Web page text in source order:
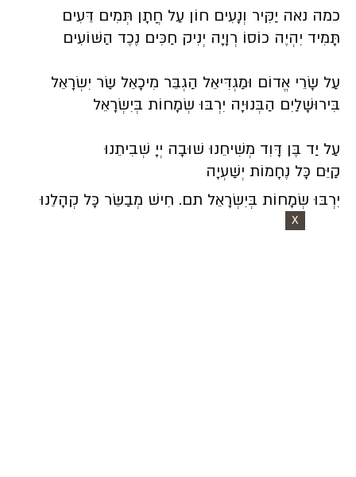
כמה נאה יַקִּיר וְנָעִים חוֹן עַל חֲתָן תְּמִים דֵּעִים
תָּמִיד יִהְיֶה כוֹסוֹ רְוָיָה יְנִיק חַכִּים נֶכֶד הַשּׁוֹעִים
עַל שָׂרֵי אֱדוֹם וּמַגְדִּיאֵל הַגְבֵּר מִיכָאֵל שַׂר יִשְׂרָאֵל
בִּירוּשָׁלַיִם הַבְּנוּיָה יִרְבּוּ שְׂמָחוֹת בְּיִשְׂרָאֵל
עַל יַד בֶּן דָּוִד מְשִׁיחֵנוּ שׁוּבָה יְיָ שְׁבִיתֵנוּ
קַיֵּם כָּל נֶחָמוֹת יְשַׁעְיָה
יִרְבּוּ שְׂמָחוֹת בְּיִשְׂרָאֵל תם. חִישׁ מְבַשֵּׂר כָּל קְהָלֵנוּ
X